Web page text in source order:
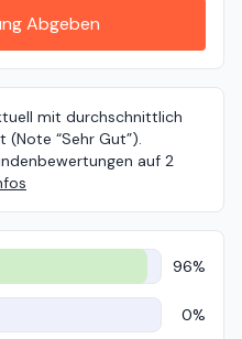
Abgeben
mit durchschnittlich
“Sehr Gut”).
auf 2
96%
0%